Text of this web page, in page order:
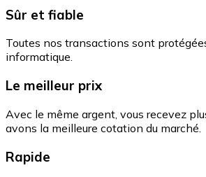
Sûr et fiable
Toutes nos transactions sont
informatique.
Le meilleur prix
Avec le même argent, vous recevez
avons la meilleure cotation du marché.
Rapide